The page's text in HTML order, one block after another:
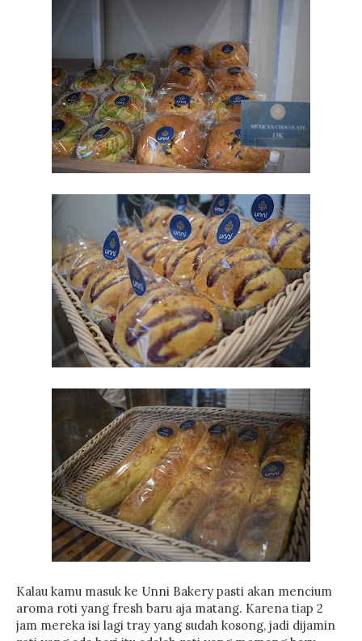
Kalau kamu masuk ke Unni Bakery pasti akan mencium
aroma roti yang fresh baru aja matang. Karena tiap 2
jam mereka isi lagi tray yang sudah kosong, jadi dijamin